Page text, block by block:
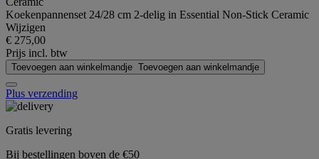
Koekenpannenset 24/28 cm 2-delig in Essential Non-Stick Ceramic
Wijzigen
€ 275,00
Prijs incl. btw
Toevoegen aan winkelmandje Toevoegen aan winkelmandje
Plus verzending
Gratis levering
Bij bestellingen boven de €50